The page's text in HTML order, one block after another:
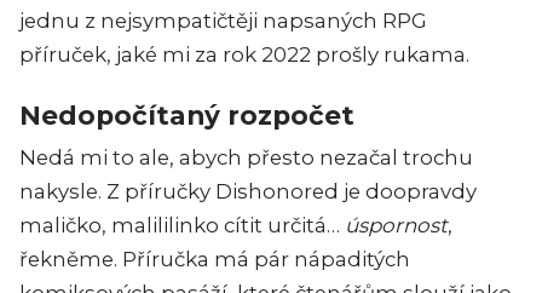
jednu z nejsympatičtěji napsaných RPG
příruček, jaké mi za rok 2022 prošly rukama.
Nedopočítaný rozpočet
Nedá mi to ale, abych přesto nezačal trochu
nakysle. Z příručky Dishonored je doopravdy
maličko, malililinko cítit určitá… úspornost,
řekněme. Příručka má pár nápaditých